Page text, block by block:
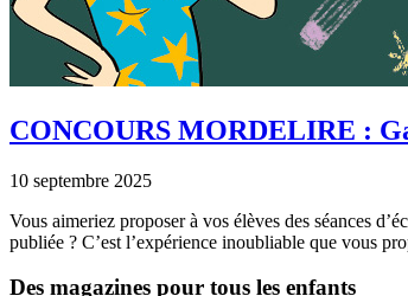
CONCOURS MORDELIRE :
10 septembre 2025
Vous aimeriez proposer à vos élèves des séances
publiée ? C’est l’expérience inoubliable que vous
Des magazines pour tous les enfants